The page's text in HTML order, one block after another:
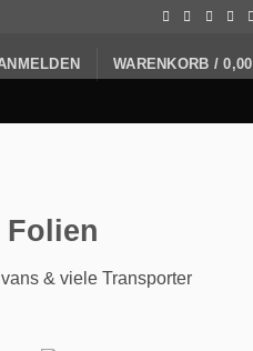
WARENKORB /0,00
& viele Transporter